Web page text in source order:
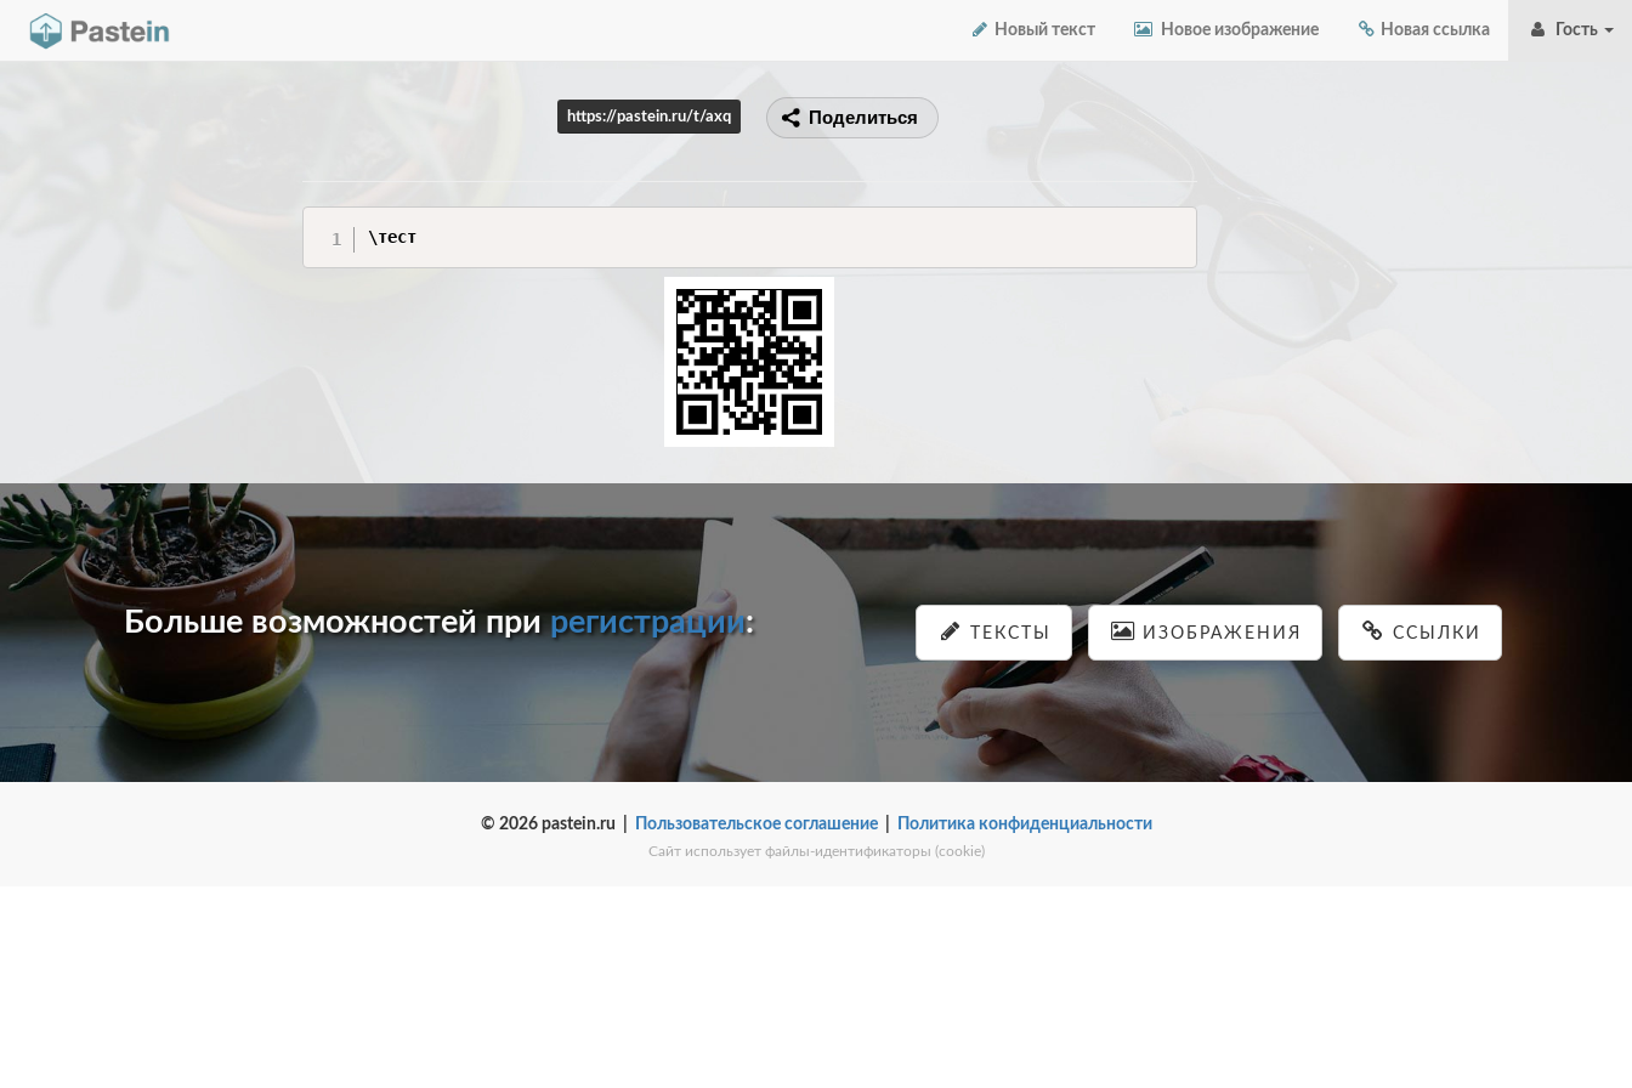
Новый текст Новое изображение Новая ссылка Гость
https://pastein.ru/t/axq Поделиться
\тест
Больше возможностей прирегистрации: ТЕКСТЫ ИЗОБРАЖЕНИЯ ССЫЛКИ
© 2026 pastein.ru | Пользовательское соглашение| Политика конфиденциальности
Сайт использует файлы-идентификаторы (cookie)